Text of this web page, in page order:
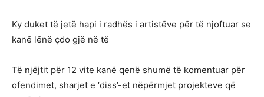
Ky duket të jetë hapi i radhës i artistëve për të njoftuar se
kanë lënë çdo gjë në të
Të njëjtit për 12 vite kanë qenë shumë të komentuar për
ofendimet, sharjet e ‘diss’-et nëpërmjet projekteve që